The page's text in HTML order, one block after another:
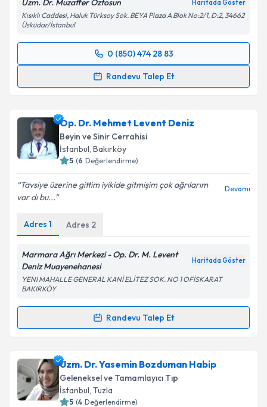
Metni'ni okudum ve kişisel verilerimin belirtilen
kapsamda işlenmesini kabul ediyorum.
Takvim Talebini Gönder
Uzm. Dr. Muzaffer Öztosun Haritada Göster
Kısıklı Caddesi, Haluk Türksoy Sok. BEYA Plaza A Blok No:2/1, D:2, 34662
Üsküdar/İstanbul
0 (850) 474 28 83
Randevu Talep Et
Randevu Takvimi Talebi
için bir takvim hazırlandığında e-posta ile
bilgilendireceğiz.
E-posta Adresiniz
Metni 'ni okudum ve kişisel verilerimin belirtilen
Takvim Talebini Gönder
Op. Dr. Mehmet Levent Deniz
Beyin ve Sinir Cerrahisi
İstanbul, Bakırköy
5 (6 Değerlendirme)
Tavsiye üzerine gittim iyikide gitmişim çok ağrılarım
var dı bu...
Devamı
Adres 1 Adres 2
Marmara Ağrı Merkezi - Op. Dr. M. Levent
Deniz Muayenehanesi
Haritada Göster
YENI MAHALLE GENERAL KANİ ELİTEZ SOK. NO 1 OFİSKARAT
BAKIRKÖY
Randevu Talep Et
Randevu Takvimi Talebi
Op. Dr. Mehmet Levent Deniziçin randevu takvimi
talebi oluşturun. Size bu uzmandan randevu almanız
için bir takvim hazırlandığında e-posta ile
bilgilendireceğiz.
Uzm. Dr. Yasemin Bozduman Habip
Geleneksel ve Tamamlayıcı Tıp
İstanbul, Tuzla
5 (4 Değerlendirme)